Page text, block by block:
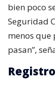
bien poco
Seguridad
menos que
pasan”,